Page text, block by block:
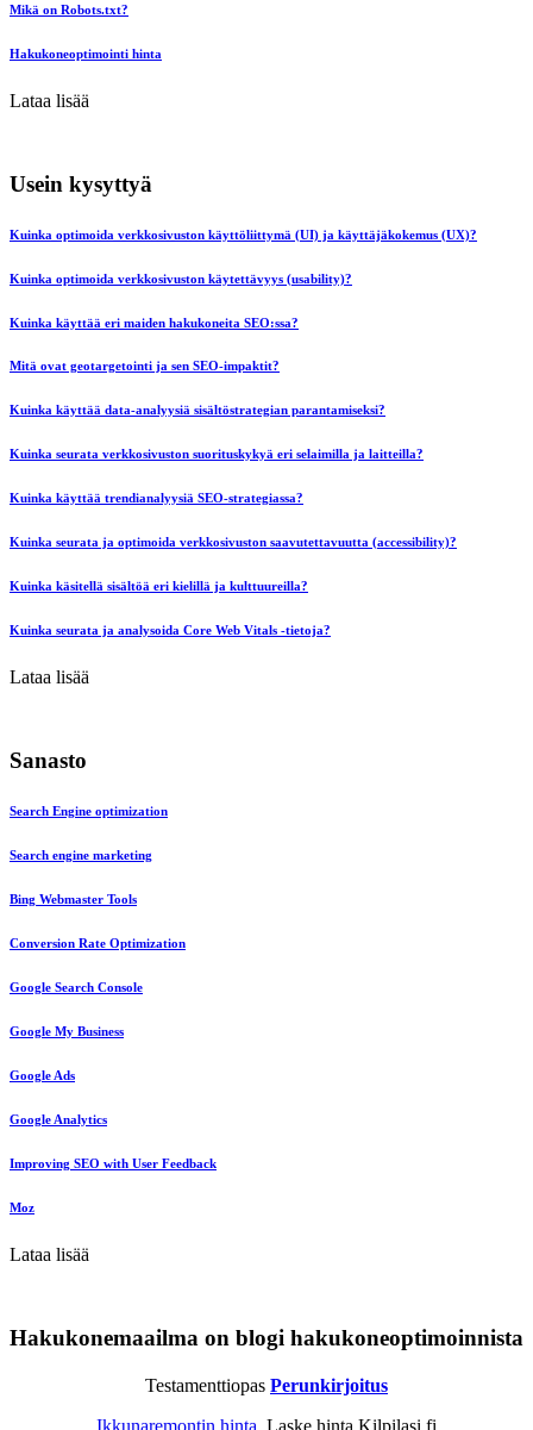
Mikä on Robots.txt?
Hakukoneoptimointi hinta
Lataa lisää
Usein kysyttyä
Kuinka optimoida verkkosivuston käyttöliittymä (UI) ja käyttäjäkokemus (UX)?
Kuinka optimoida verkkosivuston käytettävyys (usability)?
Kuinka käyttää eri maiden hakukoneita SEO:ssa?
Mitä ovat geotargetointi ja sen SEO-impaktit?
Kuinka käyttää data-analyysiä sisältöstrategian parantamiseksi?
Kuinka seurata verkkosivuston suorituskykyä eri selaimilla ja laitteilla?
Kuinka käyttää trendianalyysiä SEO-strategiassa?
Kuinka seurata ja optimoida verkkosivuston saavutettavuutta (accessibility)?
Kuinka käsitellä sisältöä eri kielillä ja kulttuureilla?
Kuinka seurata ja analysoida Core Web Vitals -tietoja?
Lataa lisää
Sanasto
Search Engine optimization
Search engine marketing
Bing Webmaster Tools
Conversion Rate Optimization
Google Search Console
Google My Business
Google Ads
Google Analytics
Improving SEO with User Feedback
Moz
Lataa lisää
Hakukonemaailma on blogi hakukoneoptimoinnista
Testamenttiopas Perunkirjoitus
Ikkunaremontin hinta . Laske hinta Kilpilasi.fi